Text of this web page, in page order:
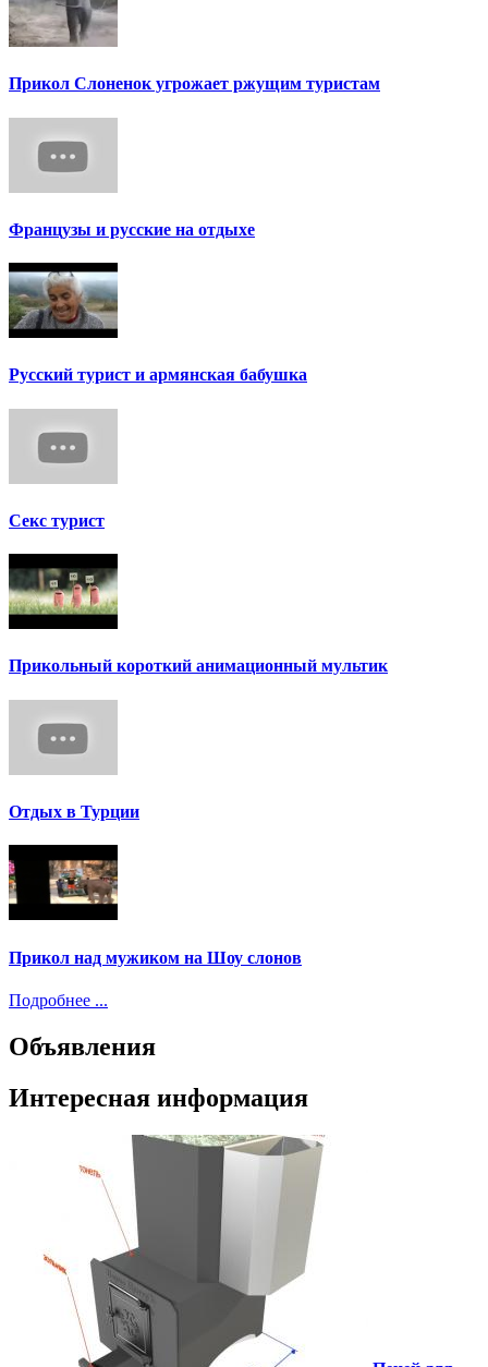
Прикол Слоненок угрожает ржущим туристам
Французы и русские на отдыхе
Русский турист и армянская бабушка
Секс турист
Прикольный короткий анимационный мультик
Отдых в Турции
Прикол над мужиком на Шоу слонов
Подробнее ...
Объявления
Интересная информация